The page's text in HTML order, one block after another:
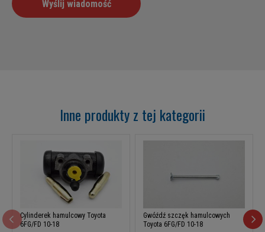
Inne produkty z tej kategorii
Cylinderek hamulcowy Toyota
6FG/FD 10-18
Gwóźdź szczęk hamulcowych
Toyota 6FG/FD 10-18